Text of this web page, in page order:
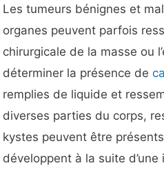
Les tumeurs bénignes et
organes peuvent parfois
chirurgicale de la masse ou
déterminer la présence de
remplies de liquide et
diverses parties du corps,
kystes peuvent être
développent à la suite d’une